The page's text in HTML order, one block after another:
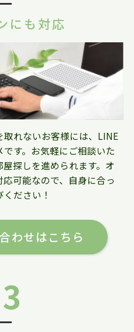
にも対応
れないお客様には、LINE
す。お気軽にご相談いた
探しを進められます。オ
可能なので、自身に合っ
ださい！
わせはこちら